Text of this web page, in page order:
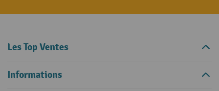
Les Top Ventes
Informations